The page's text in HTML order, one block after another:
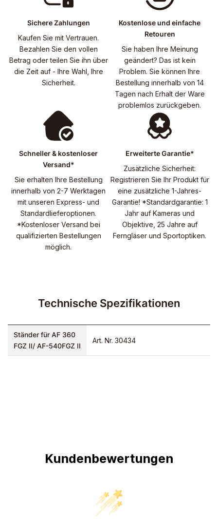
Sichere Zahlungen
Kaufen Sie mit Vertrauen.
Bezahlen Sie den vollen
Betrag oder teilen Sie ihn über
die Zeit auf - Ihre Wahl, Ihre
Sicherheit.
Kostenlose und einfache
Retouren
Sie haben Ihre Meinung
geändert? Das ist kein
Problem. Sie können Ihre
Bestellung innerhalb von 14
Tagen nach Erhalt der Ware
problemlos zurückgeben.
Schneller & kostenloser
Versand*
Sie erhalten Ihre Bestellung
innerhalb von 2-7 Werktagen
mit unseren Express- und
Standardlieferoptionen.
*Kostenloser Versand bei
qualifizierten Bestellungen
möglich.
Erweiterte Garantie*
Zusätzliche Sicherheit:
Registrieren Sie Ihr Produkt für
eine zusätzliche 1-Jahres-
Garantie! *Standardgarantie: 1
Jahr auf Kameras und
Objektive, 25 Jahre auf
Ferngläser und Sportoptiken.
Technische Spezifikationen
Ständer für AF 360
FGZ II/ AF-540FGZ II
Art. Nr. 30434
Kundenbewertungen